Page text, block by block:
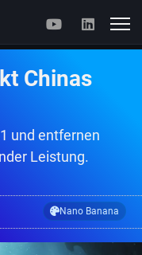
Chinas
und entfernen
Leistung.
Nano Banana